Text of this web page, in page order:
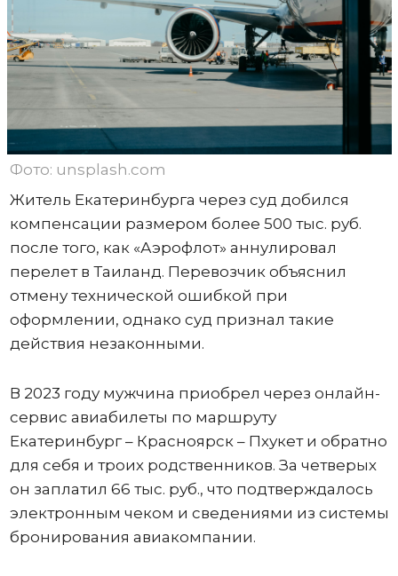
Фото: unsplash.com
Житель Екатеринбурга через суд добился
компенсации размером более 500 тыс. руб.
после того, как «Аэрофлот» аннулировал
перелет в Таиланд. Перевозчик объяснил
отмену технической ошибкой при
оформлении, однако суд признал такие
действия незаконными.
В 2023 году мужчина приобрел через онлайн-
сервис авиабилеты по маршруту
Екатеринбург – Красноярск – Пхукет и обратно
для себя и троих родственников. За четверых
он заплатил 66 тыс. руб., что подтверждалось
электронным чеком и сведениями из системы
бронирования авиакомпании.